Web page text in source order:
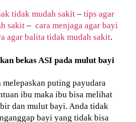
tidak mudah sakit –tips agar
sakit–cara menjaga agar bayi
agar balita tidak mudah sakit.
bekas ASI pada mulut bayi
puting payudara
ibu maka ibu bisa melihat
dan mulut bayi. Anda tidak
bayi yang tidak bisa